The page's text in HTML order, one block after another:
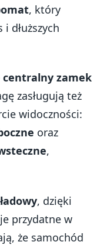
, który
dłuższych
centralny zamek
zasługują też
widoczności:
oraz
,
, dzięki
przydatne w
że samochód